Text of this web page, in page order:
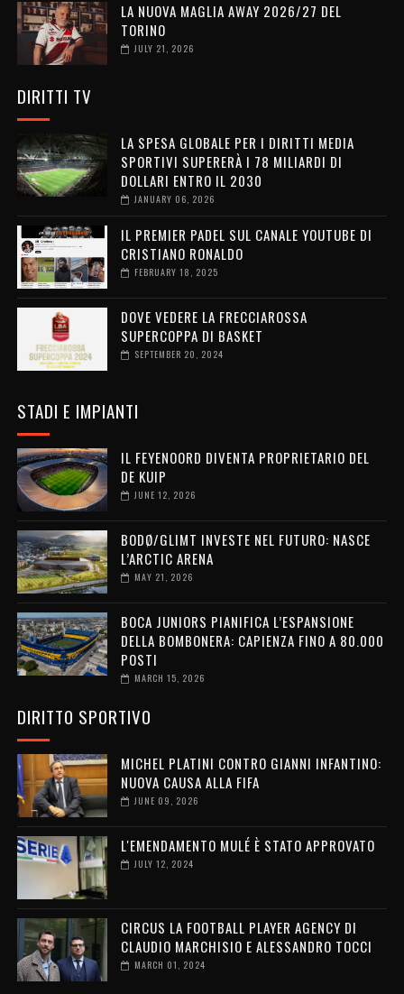
LA NUOVA MAGLIA AWAY 2026/27 DEL
TORINO
JULY 21, 2026
DIRITTI TV
LA SPESA GLOBALE PER I DIRITTI MEDIA
SPORTIVI SUPERERÀ I 78 MILIARDI DI
DOLLARI ENTRO IL 2030
JANUARY 06, 2026
IL PREMIER PADEL SUL CANALE YOUTUBE DI
CRISTIANO RONALDO
FEBRUARY 18, 2025
DOVE VEDERE LA FRECCIAROSSA
SUPERCOPPA DI BASKET
SEPTEMBER 20, 2024
STADI E IMPIANTI
IL FEYENOORD DIVENTA PROPRIETARIO DEL
DE KUIP
JUNE 12, 2026
BODØ/GLIMT INVESTE NEL FUTURO: NASCE
L’ARCTIC ARENA
MAY 21, 2026
BOCA JUNIORS PIANIFICA L’ESPANSIONE
DELLA BOMBONERA: CAPIENZA FINO A 80.000
POSTI
MARCH 15, 2026
DIRITTO SPORTIVO
MICHEL PLATINI CONTRO GIANNI INFANTINO:
NUOVA CAUSA ALLA FIFA
JUNE 09, 2026
L'EMENDAMENTO MULÉ È STATO APPROVATO
JULY 12, 2024
CIRCUS LA FOOTBALL PLAYER AGENCY DI
CLAUDIO MARCHISIO E ALESSANDRO TOCCI
MARCH 01, 2024